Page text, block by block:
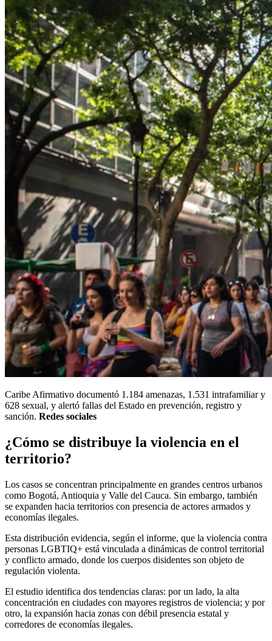
Caribe Afirmativo documentó 1.184 amenazas, 1.531 intrafamiliar y
628 sexual, y alertó fallas del Estado en prevención, registro y
sanción. Redes sociales
¿Cómo se distribuye la violencia en el
territorio?
Los casos se concentran principalmente en grandes centros urbanos
como Bogotá, Antioquia y Valle del Cauca. Sin embargo, también
se expanden hacia territorios con presencia de actores armados y
economías ilegales.
Esta distribución evidencia, según el informe, que la violencia contra
personas LGBTIQ+ está vinculada a dinámicas de control territorial
y conflicto armado, donde los cuerpos disidentes son objeto de
regulación violenta.
El estudio identifica dos tendencias claras: por un lado, la alta
concentración en ciudades con mayores registros de violencia; y por
otro, la expansión hacia zonas con débil presencia estatal y
corredores de economías ilegales.